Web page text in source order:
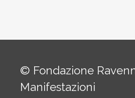
© Fondazione
Manifestazioni